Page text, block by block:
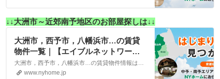
↓↓大洲市～近郊南予地区のお部屋探しは↓↓
大洲市，西予市，八幡浜市…の賃貸
物件一覧｜【エイブルネットワー
ク】(株)NYホーム 松山市・大洲市
の賃貸・不動産
大洲市，西予市，八幡浜市…の賃貸物件情報は、こちらに掲載しております。株式会社NYホームが自信を持ってご紹介する物件ばかりとなっております。お客様のニーズにそった物件が見つかりましたら、弊社までお気軽にお問い合わせください。
www.nyhome.jp